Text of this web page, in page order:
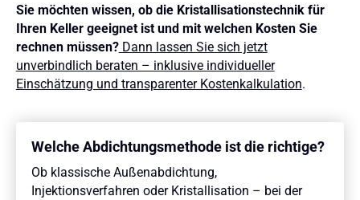
Sie möchten wissen, ob die Kristallisationstechnik für
Ihren Keller geeignet ist und mit welchen Kosten Sie
rechnen müssen?Dann lassen Sie sich jetzt
unverbindlich beraten – inklusive individueller
Einschätzung und transparenter Kostenkalkulation.
Welche Abdichtungsmethode ist die richtige?
Ob klassische Außenabdichtung,
Injektionsverfahren oder Kristallisation – bei der